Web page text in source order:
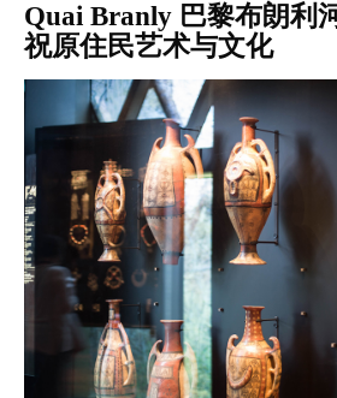
Quai Branly 巴黎布朗利河岸博物馆：庆
祝原住民艺术与文化